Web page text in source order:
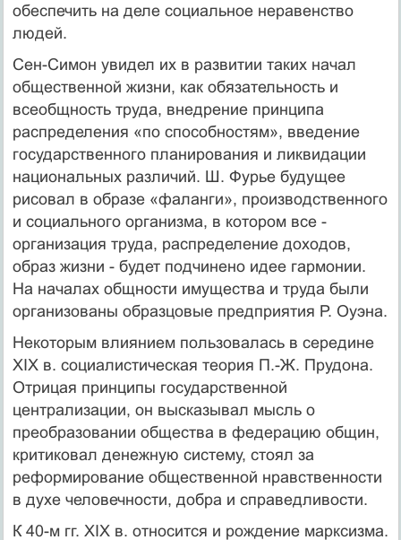
обеспечить на деле социальное неравенство
людей.
Сен-Симон увидел их в развитии таких начал
общественной жизни, как обязательность и
всеобщность труда, внедрение принципа
распределения «по способностям», введение
государственного планирования и ликвидации
национальных различий. Ш. Фурье будущее
рисовал в образе «фаланги», производственного
и социального организма, в котором все -
организация труда, распределение доходов,
образ жизни - будет подчинено идее гармонии.
На началах общности имущества и труда были
организованы образцовые предприятия Р. Оуэна.
Некоторым влиянием пользовалась в середине
XIX в. социалистическая теория П.-Ж. Прудона.
Отрицая принципы государственной
централизации, он высказывал мысль о
преобразовании общества в федерацию общин,
критиковал денежную систему, стоял за
реформирование общественной нравственности
в духе человечности, добра и справедливости.
К 40-м гг. XIX в. относится и рождение марксизма.